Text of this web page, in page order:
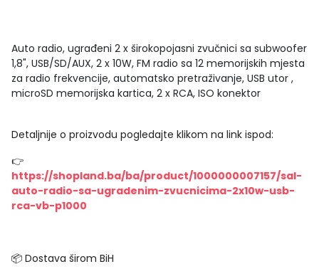
Auto radio, ugrađeni 2 x širokopojasni zvučnici sa subwoofer
1,8", USB/SD/AUX, 2 x 10W, FM radio sa 12 memorijskih mjesta
za radio frekvencije, automatsko pretraživanje, USB utor ,
microSD memorijska kartica, 2 x RCA, ISO konektor
Detaljnije o proizvodu pogledajte klikom na link ispod:
👉
https://shopland.ba/ba/product/1000000007157/sal-
auto-radio-sa-ugradenim-zvucnicima-2x10w-usb-
rca-vb-p1000
📦 Dostava širom BiH